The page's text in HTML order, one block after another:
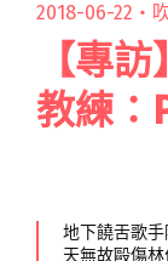
2018-06-22・
【專
教練：
地下饒舌歌
天無故毆傷